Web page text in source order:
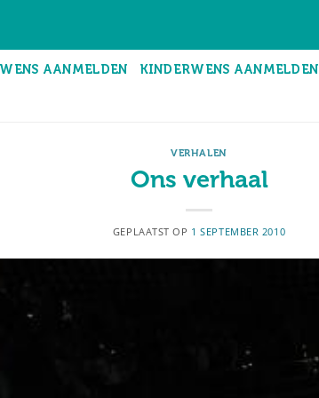
WENS AANMELDEN KINDERWENS AANMELDEN
VERHALEN
Ons verhaal
GEPLAATST OP 1 SEPTEMBER 2010